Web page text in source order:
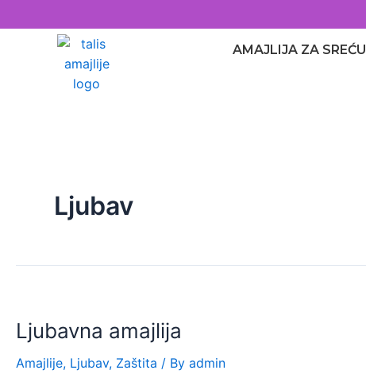
AMAJLIJA ZA SREĆU
Ljubav
Ljubavna amajlija
Amajlije, Ljubav, Zaštita / By admin